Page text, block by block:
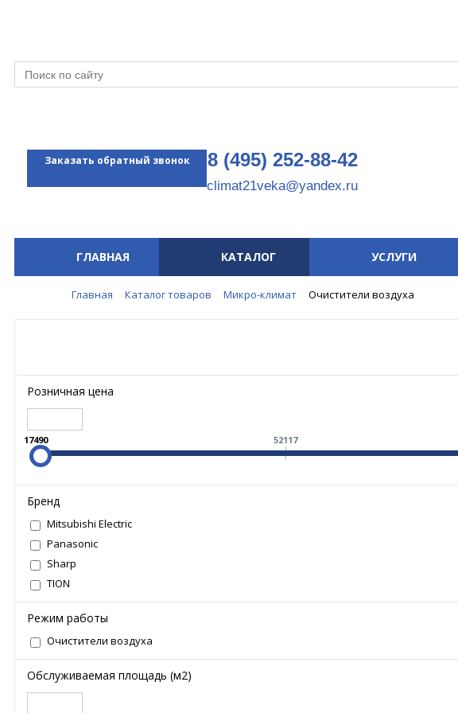
8 (495) 252-88-42
climat21veka@yandex.ru
Заказать обратный звонок
ГЛАВНАЯ КАТАЛОГ УСЛУГИ
Главная Каталог товаров Микро-климат Очистители воздуха
Розничная цена
17490 52117
Бренд
Mitsubishi Electric
Panasonic
Sharp
TION
Режим работы
Очистители воздуха
Обслуживаемая площадь (м2)